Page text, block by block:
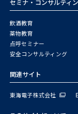
セミナ・コンサルティ
飲酒教育
薬物教育
点呼セミナー
安全コンサルティング
関連サイト
東海電子株式会社